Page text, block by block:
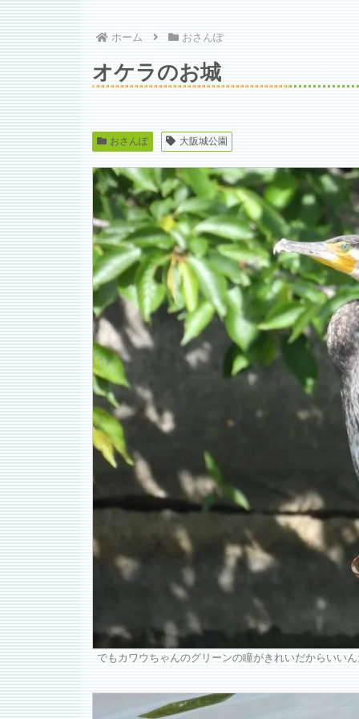
ホーム おさんぽ
オケラのお城
おさんぽ 大阪城公園
でもカワウちゃんのグリーンの瞳がきれいだからいいん